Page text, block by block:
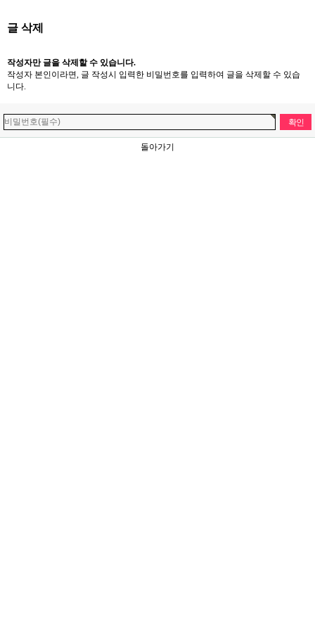
글 삭제
작성자만 글을 삭제할 수 있습니다.
작성자 본인이라면, 글 작성시 입력한 비밀번호를 입력하여 글을 삭제할 수 있습
니다.
돌아가기